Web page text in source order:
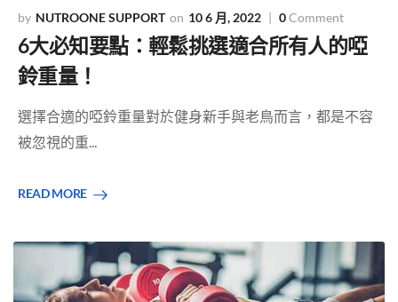
NUTROONE SUPPORT 10 6 月, 2022 0Comment
6大必知要點：輕鬆挑選適合所有人的啞
鈴重量！
選擇合適的啞鈴重量對於健身新手與老鳥而言，都是不容
被忽視的重...
READ MORE